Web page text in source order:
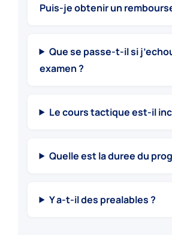
Puis-je obtenir un
Que se passe-t-il si
examen ?
Le cours tactique est-il
Quelle est la duree du
Y a-t-il des prealables ?